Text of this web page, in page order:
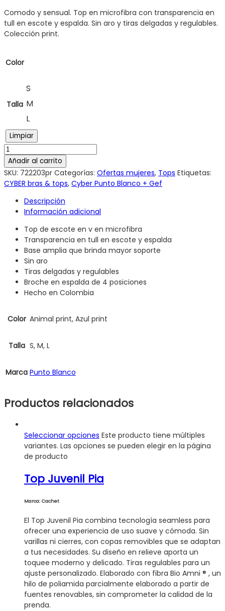
Comodo y sensual. Top en microfibra con transparencia en
tull en escote y espalda. Sin aro y tiras delgadas y regulables.
Colección print.
Color
Talla
S
M
L
Limpiar
Añadir al carrito
SKU: 722203pr Categorías: Ofertas mujeres, Tops Etiquetas:
CYBER bras & tops, Cyber Punto Blanco + Gef
Descripción
Información adicional
Top de escote en v en microfibra
Transparencia en tull en escote y espalda
Base amplia que brinda mayor soporte
Sin aro
Tiras delgadas y regulables
Broche en espalda de 4 posiciones
Hecho en Colombia
Color Animal print, Azul print
Talla S, M, L
Marca Punto Blanco
Productos relacionados
Seleccionar opciones Este producto tiene múltiples
variantes. Las opciones se pueden elegir en la página
de producto
Top Juvenil Pia
Marca: Cachet
El Top Juvenil Pia combina tecnología seamless para
ofrecer una experiencia de uso suave y cómoda. Sin
varillas ni cierres, con copas removibles que se adaptan
a tus necesidades. Su diseño en relieve aporta un
toquee moderno y delicado. Tiras regulables para un
ajuste personalizado. Elaborado con fibra Bio Amni ® , un
hilo de poliamida parcialmente elaborado a partir de
fuentes renovables, sin comprometer la calidad de la
prenda.